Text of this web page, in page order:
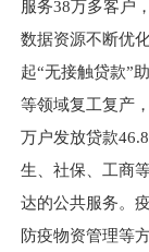
服务38万多客户
数据资源不断优
起“无接触贷款”
等领域复工复产
万户发放贷款
生、社保、工商
达的公共服务。
防疫物资管理等